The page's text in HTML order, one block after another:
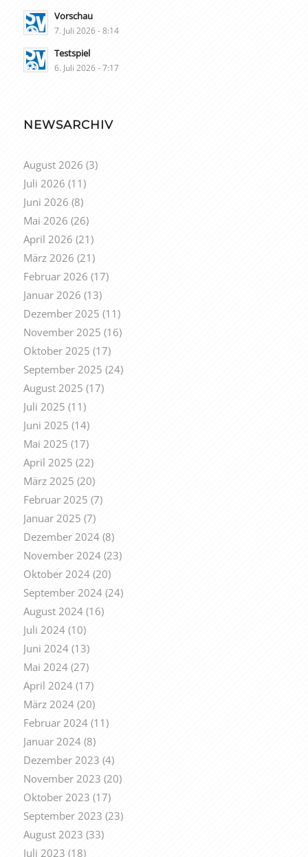
Vorschau
7. Juli 2026 - 8:14
Testspiel
6. Juli 2026 - 7:17
NEWSARCHIV
August 2026 (3)
Juli 2026 (11)
Juni 2026 (8)
Mai 2026 (26)
April 2026 (21)
März 2026 (21)
Februar 2026 (17)
Januar 2026 (13)
Dezember 2025 (11)
November 2025 (16)
Oktober 2025 (17)
September 2025 (24)
August 2025 (17)
Juli 2025 (11)
Juni 2025 (14)
Mai 2025 (17)
April 2025 (22)
März 2025 (20)
Februar 2025 (7)
Januar 2025 (7)
Dezember 2024(8)
November 2024(23)
Oktober 2024(20)
September 2024(24)
August 2024(16)
Juli 2024(10)
Juni 2024(13)
Mai 2024(27)
April 2024(17)
März 2024(20)
Februar 2024(11)
Januar 2024(8)
Dezember 2023 (4)
November 2023 (20)
Oktober 2023 (17)
September 2023 (23)
August 2023 (33)
Juli 2023 (18)